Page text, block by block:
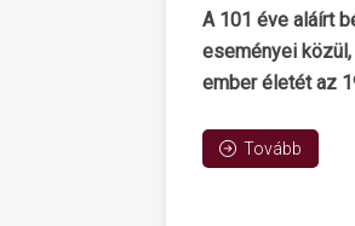
A 101 éve aláírt
eseményei
ember életét az
Tovább